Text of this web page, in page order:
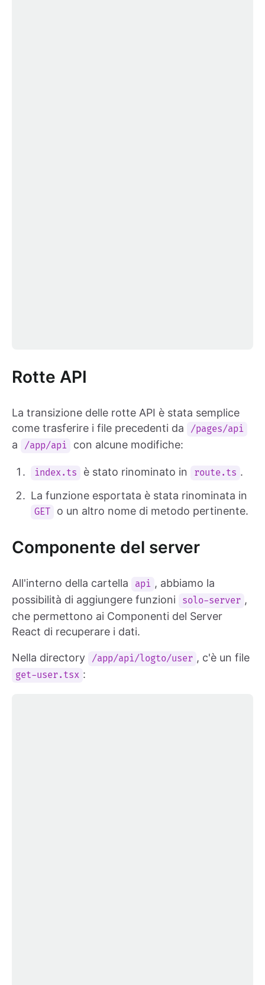
Rotte API
La transizione delle rotte API è stata semplice
come trasferire i file precedenti da
/pages/api
a /app/api con alcune modifiche:
index.ts è stato rinominato in route.ts .
La funzione esportata è stata rinominata in
GET o un altro nome di metodo pertinente.
Componente del server
All'interno della cartella api , abbiamo la
possibilità di aggiungere funzioni
solo-server ,
che permettono ai Componenti del Server
React di recuperare i dati.
Nella directory /app/api/logto/user , c'è un file
get-user.tsx :